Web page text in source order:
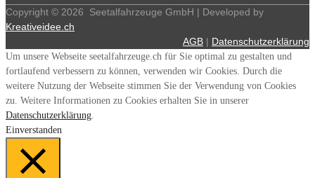
Copyright © 2026
Seetalfahrzeuge GmbH | Developed by
Kreativeidee.ch
AGB | Datenschutzerklärung
Um unsere Webseite seetalfahrzeuge.ch für Sie optimal zu gestalten und
fortlaufend verbessern zu können, verwenden wir Cookies. Durch die
weitere Nutzung der Webseite stimmen Sie der Verwendung von Cookies
zu. Weitere Informationen zu Cookies erhalten Sie in unserer
Datenschutzerklärung.
Einverstanden